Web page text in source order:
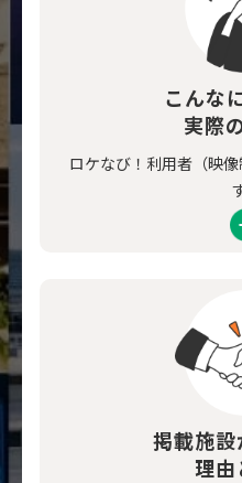
こんな
実際
ロケなび！利用者（映
掲載施設
理由